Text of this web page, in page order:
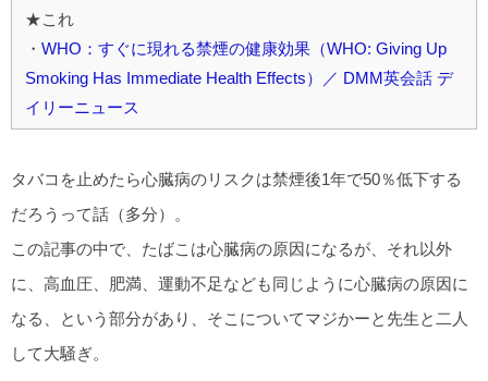
★これ
・ WHO：すぐに現れる禁煙の健康効果（WHO: Giving Up
Smoking Has Immediate Health Effects）／ DMM英会話 デ
イリーニュース
タバコを止めたら心臓病のリスクは禁煙後1年で50％低下する
だろうって話（多分）。
この記事の中で、たばこは心臓病の原因になるが、それ以外
に、高血圧、肥満、運動不足なども同じように心臓病の原因に
なる、という部分があり、そこについてマジかーと先生と二人
して大騒ぎ。